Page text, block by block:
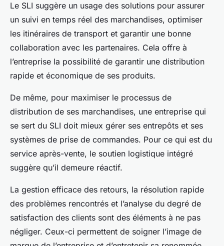
Le SLI suggère un usage des solutions pour assurer
un suivi en temps réel des marchandises, optimiser
les itinéraires de transport et garantir une bonne
collaboration avec les partenaires. Cela offre à
l’entreprise la possibilité de garantir une distribution
rapide et économique de ses produits.
De même, pour maximiser le processus de
distribution de ses marchandises, une entreprise qui
se sert du SLI doit mieux gérer ses entrepôts et ses
systèmes de prise de commandes. Pour ce qui est du
service après-vente, le soutien logistique intégré
suggère qu’il demeure réactif.
La gestion efficace des retours, la résolution rapide
des problèmes rencontrés et l’analyse du degré de
satisfaction des clients sont des éléments à ne pas
négliger. Ceux-ci permettent de soigner l’image de